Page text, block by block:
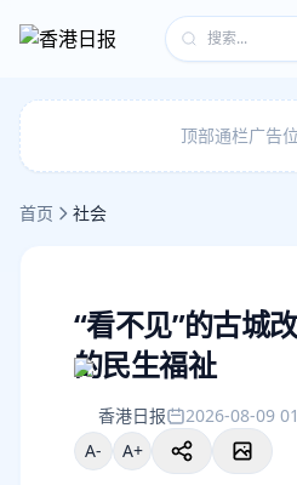
顶部通栏广告
首页 社会
“看不见”的古城
的民生福祉
香港日报 2026-08-09
A-
A+